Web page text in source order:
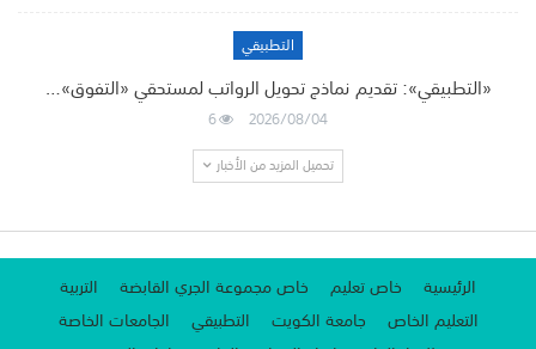
التطبيقي
«التطبيقي»: تقديم نماذج تحويل الرواتب لمستحقي «التفوق»…
2026/08/04
6
تحميل المزيد من الأخبار
الرئيسية خاص تعليم خاص مجموعة الجري القابضة
التربية
التعليم الخاص
جامعة الكويت التطبيقي
الجامعات الخاصة